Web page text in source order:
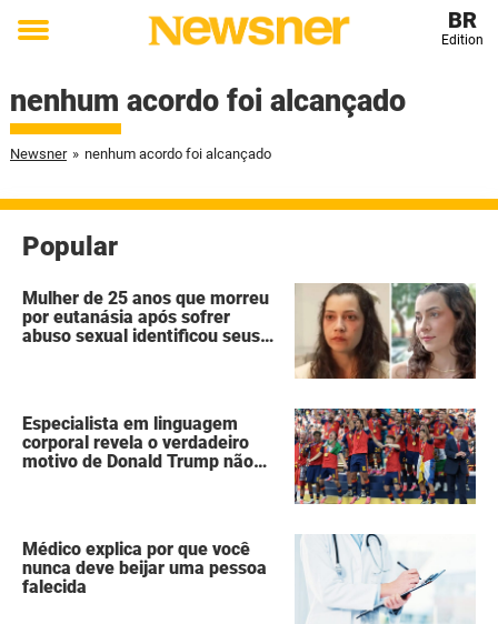
Toggle
BR
Edition
nenhum acordo foi alcançado
Newsner » nenhum acordo foi alcançado
Popular
Mulher de 25 anos que morreu
por eutanásia após sofrer
abuso sexual identificou seus
Especialista em linguagem
corporal revela o verdadeiro
motivo de Donald Trump não
Médico explica por que você
nunca deve beijar uma pessoa
falecida